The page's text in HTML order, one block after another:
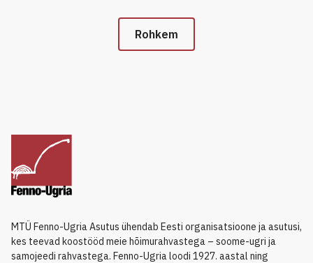
Rohkem
MTÜ Fenno-Ugria Asutus ühendab Eesti organisatsioone ja asutusi,
kes teevad koostööd meie hõimurahvastega – soome-ugri ja
samojeedi rahvastega. Fenno-Ugria loodi 1927. aastal ning